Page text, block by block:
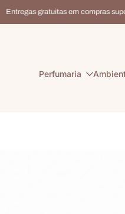
Entregas gratuitas em compras
Perfumaria